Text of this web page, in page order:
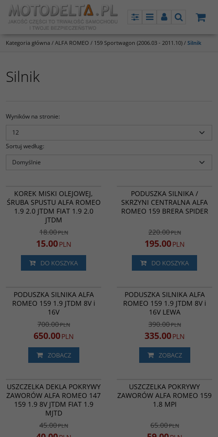
PanelMenuPanelSzukaj
Kategoria główna / ALFA ROMEO / 159 Sportwagon (2006.03 - 2011.10) / Silnik
Silnik
Wyników na stronie:
Sortuj według:
PROMOCJA
KOREK MISKI OLEJOWEJ,
ŚRUBA SPUSTU ALFA ROMEO
1.9 2.0 JTDM FIAT 1.9 2.0
JTDM
18.00PLN
15.00PLN
DO KOSZYKA
PROMOCJA
PODUSZKA SILNIKA /
SKRZYNI CENTRALNA ALFA
ROMEO 159 BRERA SPIDER
220.00PLN
195.00PLN
DO KOSZYKA
PROMOCJA
PODUSZKA SILNIKA ALFA
ROMEO 159 1.9 JTDM 8V i
16V
700.00PLN
650.00PLN
ZOBACZ
PROMOCJA
PODUSZKA SILNIKA ALFA
ROMEO 159 1.9 JTDM 8V i
16V LEWA
390.00PLN
335.00PLN
ZOBACZ
PROMOCJA
USZCZELKA DEKLA POKRYWY
ZAWORÓW ALFA ROMEO 147
159 1.9 8V JTDM FIAT 1.9
MJTD
45.00PLN
BESTSELLER PROMOCJA
USZCZELKA POKRYWY
ZAWORÓW ALFA ROMEO 159
1.8 MPI
65.00PLN